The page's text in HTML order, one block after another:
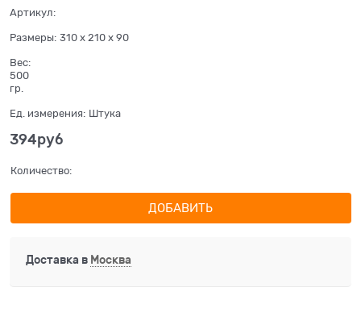
Артикул:
Размеры: 310 x 210 x 90
Вес:
500
гр.
Ед. измерения: Штука
394руб
Количество:
ДОБАВИТЬ
Доставка в Москва